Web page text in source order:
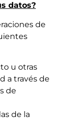
datos?
de
u otras
a través de
de
de la